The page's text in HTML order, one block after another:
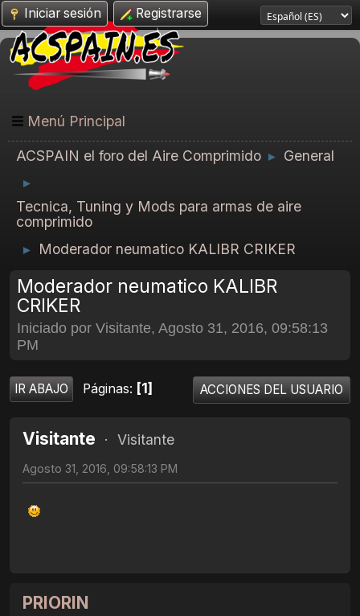
Iniciar sesión Registrarse
Menú Principal
ACSPAIN el foro del Aire Comprimido ► General
►
Tecnica, Tuning y Mods para armas de aire
comprimido
► Moderador neumatico KALIBR CRIKER
Moderador neumatico KALIBR
CRIKER
Iniciado por Visitante, Agosto 31, 2016, 09:58:13
PM
IR ABAJO Páginas 1 ACCIONES DEL USUARIO
Visitante Visitante
Agosto 31, 2016, 09:58:13 PM
PRIORIN